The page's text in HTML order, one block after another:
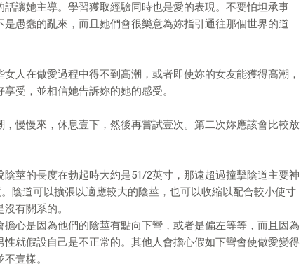
讓她主導。學習獲取經驗同時也是愛的表現。不要怕坦承事
愚蠢的亂來，而且她們會很樂意為妳指引通往那個世界的道
人在做愛過程中得不到高潮，或者即使妳的女友能獲得高潮，
受，並相信她告訴妳的她的感受。
慢慢來，休息壹下，然後再嘗試壹次。第二次妳應該會比較放
莖的長度在勃起時大約是51/2英寸，那遠超過撞擊陰道主要神
陰道可以擴張以適應較大的陰莖，也可以收縮以配合較小使寸
有關系的。
心是因為他們的陰莖有點向下彎，或者是偏左等等，而且因為
就假設自己是不正常的。其他人會擔心假如下彎會使做愛變得
壹樣。